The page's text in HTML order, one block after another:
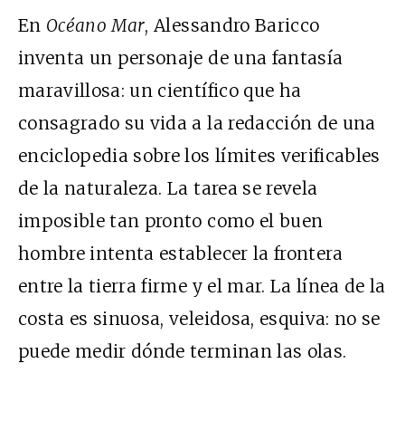
En Océano Mar, Alessandro Baricco
inventa un personaje de una fantasía
maravillosa: un científico que ha
consagrado su vida a la redacción de una
enciclopedia sobre los límites verificables
de la naturaleza. La tarea se revela
imposible tan pronto como el buen
hombre intenta establecer la frontera
entre la tierra firme y el mar. La línea de la
costa es sinuosa, veleidosa, esquiva: no se
puede medir dónde terminan las olas.